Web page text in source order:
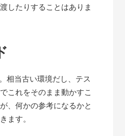
したりすることはありま
相当古い環境だし、テス
これをそのまま動かすこ
、何かの参考になるかと
ます。